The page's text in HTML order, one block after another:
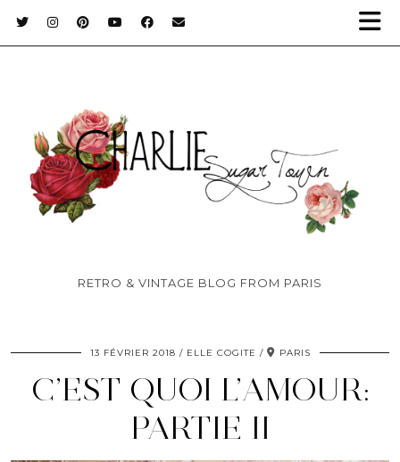
RETRO & VINTAGE BLOG FROM PARIS
13 FÉVRIER 2018 ELLE COGITE PARIS
C’EST QUOI L’AMOUR:
PARTIE II